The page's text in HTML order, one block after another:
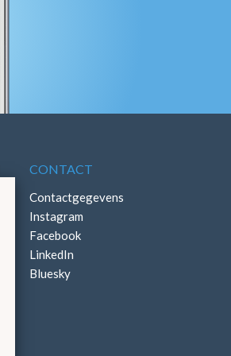
CONTACT
Contactgegevens
Instagram
Facebook
LinkedIn
Bluesky